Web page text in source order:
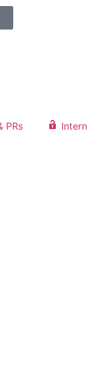
PRs Intern